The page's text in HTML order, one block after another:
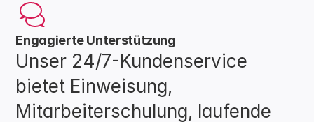
Engagierte Unterstützung
Unser 24/7-Kundenservice
bietet Einweisung,
Mitarbeiterschulung, laufende